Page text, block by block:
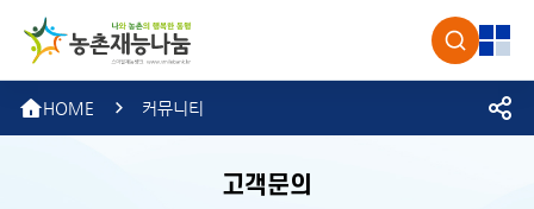
농촌 검색
HOME 커뮤니티
고객문의